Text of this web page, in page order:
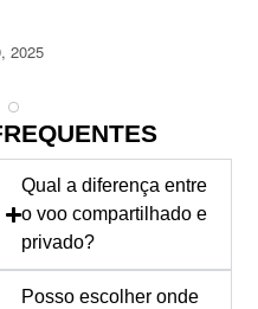
2025
Qual a diferença entre
o voo compartilhado e
privado?
Posso escolher onde